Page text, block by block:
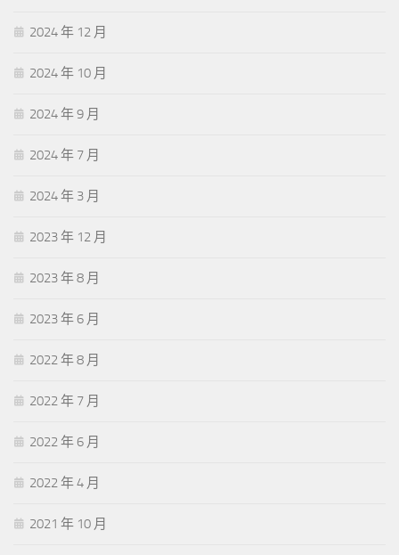
2024 年 12 月
2024 年 10 月
2024 年 9 月
2024 年 7 月
2024 年 3 月
2023 年 12 月
2023 年 8 月
2023 年 6 月
2022 年 8 月
2022 年 7 月
2022 年 6 月
2022 年 4 月
2021 年 10 月